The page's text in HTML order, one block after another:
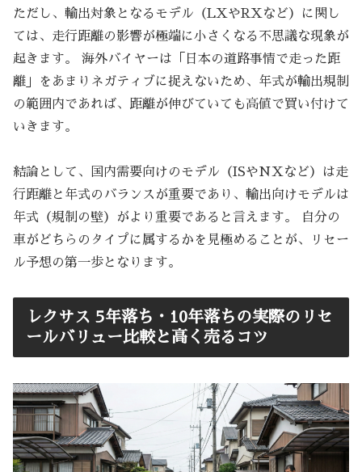
ただし、輸出対象となるモデル（LXやRXなど）に関し
ては、走行距離の影響が極端に小さくなる不思議な現象が
起きます。 海外バイヤーは「日本の道路事情で走った距
離」をあまりネガティブに捉えないため、年式が輸出規制
の範囲内であれば、距離が伸びていても高値で買い付けて
いきます。
結論として、国内需要向けのモデル（ISやNXなど）は走
行距離と年式のバランスが重要であり、輸出向けモデルは
年式（規制の壁）がより重要であると言えます。 自分の
車がどちらのタイプに属するかを見極めることが、リセー
ル予想の第一歩となります。
レクサス 5年落ち・10年落ちの実際のリセ
ールバリュー比較と高く売るコツ